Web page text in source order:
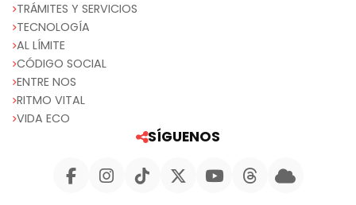
TRÁMITES Y SERVICIOS
TECNOLOGÍA
AL LÍMITE
CÓDIGO SOCIAL
ENTRE NOS
RITMO VITAL
VIDA ECO
SÍGUENOS